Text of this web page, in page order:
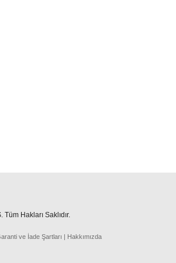
Hakları Saklıdır.
ve İade Şartları Hakkımızda